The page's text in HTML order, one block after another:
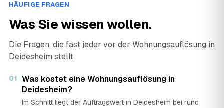
HÄUFIGE FRAGEN
Was Sie wissen wollen.
Die Fragen, die fast jeder vor der Wohnungsauflösung in
Deidesheim stellt.
01 Was kostet eine Wohnungsauflösung in
Deidesheim?
Im Schnitt liegt der Auftragswert in Deidesheim bei rund